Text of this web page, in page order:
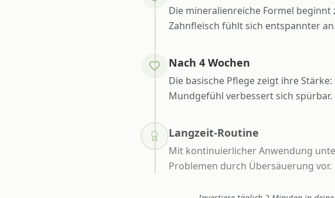
Die mineralienreiche Formel
Zahnfleisch fühlt sich entspannter an.
Nach 4 Wochen
Die basische Pflege zeigt ihre
Mundgefühl verbessert sich spürbar.
Langzeit-Routine
Mit kontinuierlicher Anwendung
Problemen durch Übersäuerung vor.